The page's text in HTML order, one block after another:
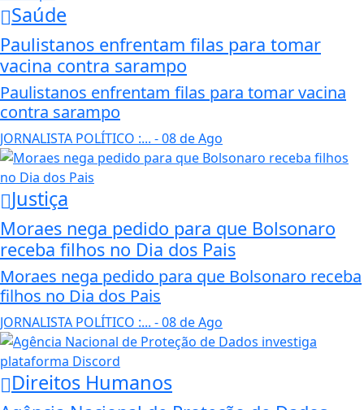
Saúde
Paulistanos enfrentam filas para tomar
vacina contra sarampo
Paulistanos enfrentam filas para tomar vacina
contra sarampo
JORNALISTA POLÍTICO :... - 08 de Ago
Justiça
Moraes nega pedido para que Bolsonaro
receba filhos no Dia dos Pais
Moraes nega pedido para que Bolsonaro receba
filhos no Dia dos Pais
JORNALISTA POLÍTICO :... - 08 de Ago
Direitos Humanos